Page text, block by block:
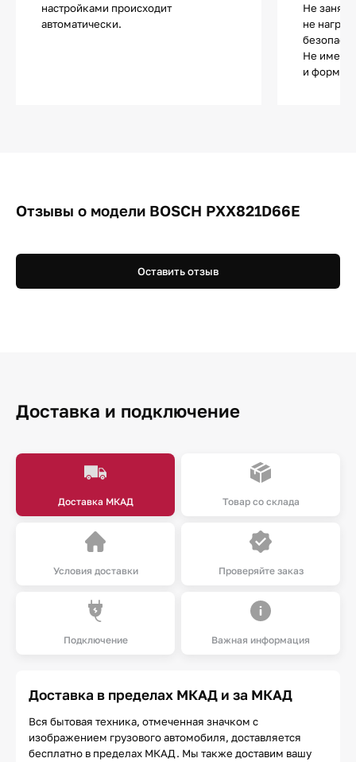
настройками происходит
автоматически.
Не
не
Не имеет
и форма
Отзывы о модели BOSCH PXX821D66E
Оставить отзыв
Доставка и подключение
Доставка МКАД Товар со склада
Условия доставки Проверяйте заказ
Подключение Важная информация
Доставка в пределах МКАД и за МКАД
Вся бытовая техника, отмеченная значком с
изображением грузового автомобиля, доставляется
бесплатно в пределах МКАД. Мы также доставим вашу